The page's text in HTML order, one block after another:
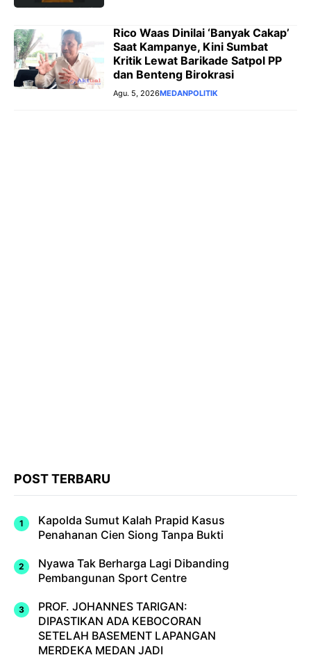
Rico Waas Dinilai ‘Banyak Cakap’
Saat Kampanye, Kini Sumbat
Kritik Lewat Barikade Satpol PP
dan Benteng Birokrasi
Agu. 5, 2026MEDANPOLITIK
POST TERBARU
Kapolda Sumut Kalah Prapid Kasus
Penahanan Cien Siong Tanpa Bukti
Nyawa Tak Berharga Lagi Dibanding
Pembangunan Sport Centre
PROF. JOHANNES TARIGAN:
DIPASTIKAN ADA KEBOCORAN
SETELAH BASEMENT LAPANGAN
MERDEKA MEDAN JADI